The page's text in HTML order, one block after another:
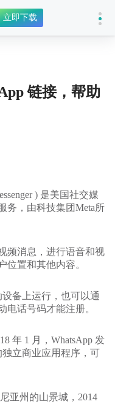
立即下载
链接，帮助
) 是美国社交媒
务，由科技集团Meta所
频消息，进行语音和视
位置和其他内容。
备上运行，也可以通
电话号码才能注册。
年 1 月，WhatsApp 发
独立商业应用程序，可
亚州的山景城，2014